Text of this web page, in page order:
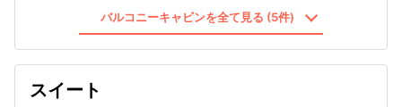
バルコニーキャビンを全て見る (5件)
スイート